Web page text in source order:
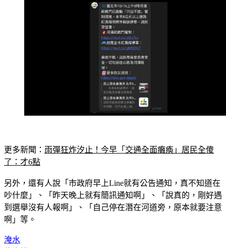
更多新聞： 雨彈狂炸汐止！今早「交通全面癱瘓」居民全傻
了：才6點
另外，還有人說「市政府早上Line就有公告通知，真不知道在
吵什麼」、「昨天晚上就有簡訊通知啊」、「說真的，剛好遇
到選舉沒有人報啊」、「自己停在潛在河道旁，原本就要注意
啊」等。
淹水